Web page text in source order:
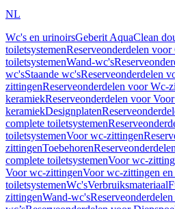
NL
Wc's en urinoirsGeberit AquaClean
toiletsystemenReserveonderdelen voor
toiletsystemenWand-wc's
wc'sStaande wc'sReserveonderdelen
zittingenReserveonderdelen voor Wc-
keramiekReserveonderdelen voor
keramiekDesignplaten
complete toiletsystemen
toiletsystemenVoor wc-zittingen
zittingenToebehoren
complete toiletsystemenVoor wc-
Voor wc-zittingenVoor wc-zittingen en
toiletsystemenWc'sVerbruiksmateriaal
zittingenWand-wc's